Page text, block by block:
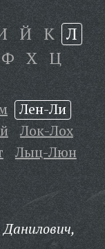
Й К Л
Ф Х Ц
Лен-Ли
Лок-Лох
Лыц-Люн